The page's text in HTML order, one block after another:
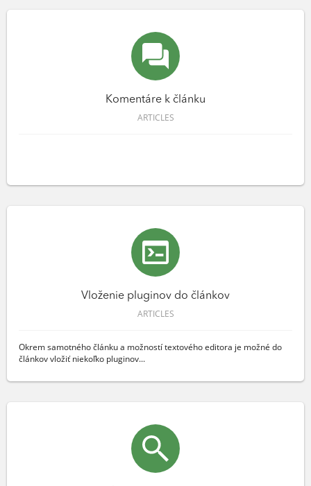
Komentáre k článku
ARTICLES
Vloženie pluginov do článkov
ARTICLES
Okrem samotného článku a možností textového editora je možné do
článkov vložiť niekoľko pluginov...